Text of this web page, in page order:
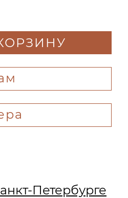
Петербурге